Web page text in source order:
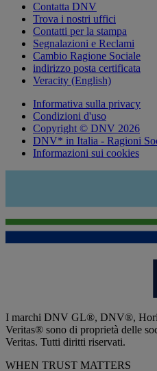
Contatta DNV
Trova i nostri uffici
Contatti per la stampa
Segnalazioni e Reclami
Cambio Ragione Sociale
indirizzo posta certificata
Veracity (English)
Informativa sulla privacy
Condizioni d'uso
Copyright © DNV 2026
DNV* in Italia - Ragioni
Informazioni sui cookies
I marchi DNV GL®, DNV®,
Veritas® sono di proprietà delle
Veritas. Tutti diritti riservati.
WHEN TRUST MATTERS